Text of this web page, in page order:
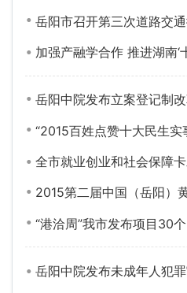
岳阳市召开第三次道路交通微循
加强产融学合作 推进湖南‘十三五
岳阳中院发布立案登记制
“2015百姓点赞十大民生实事”暨“2016百姓期盼十大民生
全市就业创业和社会保障卡发
2015第二届中国（岳阳）黄茶文化节暨
“港洽周”我市发布项目30个
岳阳中院发布未成年人犯罪审判、人权